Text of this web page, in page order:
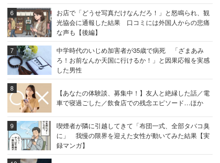
お店で「どうせ写真だけなんだろ！」と怒鳴られ、観
光協会に通報した結果 口コミには外国人からの悲痛
な声も【後編】
中学時代のいじめ加害者が35歳で病死 「ざまあみ
ろ！お前なんか天国に行けるか！」と因果応報を実感
した男性
【あなたの体験談、募集中！】友人と絶縁した話／電
車で寝過ごした／飲食店での残念エピソード…ほか
喫煙者が隣に引越してきて「布団一式、全部タバコ臭
に」 我慢の限界を迎えた女性が動いてみた結果【実
録マンガ】